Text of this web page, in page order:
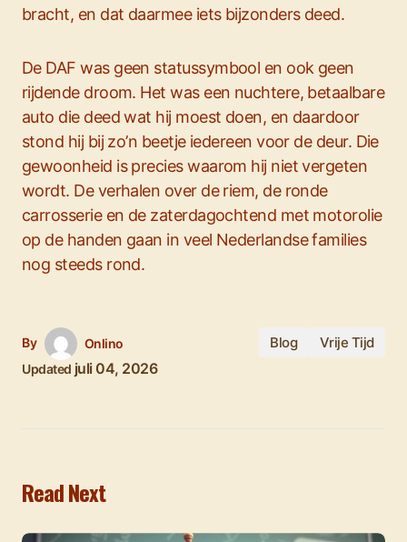
bracht, en dat daarmee iets bijzonders deed.
De DAF was geen statussymbool en ook geen
rijdende droom. Het was een nuchtere, betaalbare
auto die deed wat hij moest doen, en daardoor
stond hij bij zo’n beetje iedereen voor de deur. Die
gewoonheid is precies waarom hij niet vergeten
wordt. De verhalen over de riem, de ronde
carrosserie en de zaterdagochtend met motorolie
op de handen gaan in veel Nederlandse families
nog steeds rond.
By
Onlino
Updated juli 04, 2026
Blog Vrije Tijd
Read Next